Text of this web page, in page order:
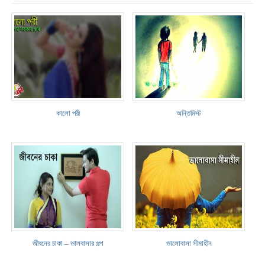
কালো পরী অন্তিমিস্ট
জীবনের চাকা – ভালবাসার গল্প ভালোবাসা সীমাহীন